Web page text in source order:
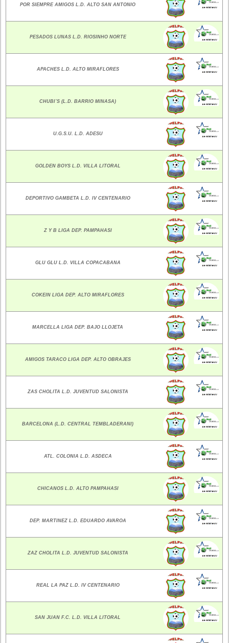
POR SIEMPRE AMIGOS L.D. ALTO SAN ANTONIO
PESADOS LUNAS L.D. RIOSINHO NORTE
APACHES L.D. ALTO MIRAFLORES
CHUBI`S (L.D. BARRIO MINASA)
U.G.S.U. L.D. ADESU
GOLDEN BOYS L.D. VILLA LITORAL
DEPORTIVO GAMBETA L.D. IV CENTENARIO
Z Y B LIGA DEP. PAMPAHASI
GLU GLU L.D. VILLA COPACABANA
COKEIN LIGA DEP. ALTO MIRAFLORES
MARCELLA LIGA DEP. BAJO LLOJETA
AMIGOS TARACO LIGA DEP. ALTO OBRAJES
ZAS CHOLITA L.D. JUVENTUD SALONISTA
BARCELONA (L.D. CENTRAL TEMBLADERANI)
ATL. COLONIA L.D. ASDECA
CHICANOS L.D. ALTO PAMPAHASI
DEP. MARTINEZ L.D. EDUARDO AVAROA
ZAZ CHOLITA L.D. JUVENTUD SALONISTA
REAL LA PAZ L.D. IV CENTENARIO
SAN JUAN F.C. L.D. VILLA LITORAL